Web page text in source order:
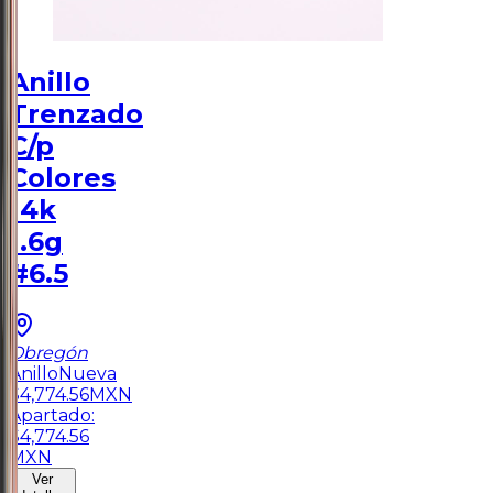
Anillo
Trenzado
C/p
Colores
14k
1.6g
#6.5
Obregón
Anillo Nueva
$4,774.56MXN
Apartado:
$4,774.56
MXN
Ver